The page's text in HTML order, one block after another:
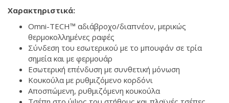
Χαρακτηριστικά:
Omni-TECH™ αδιάβροχο/διαπνέον, μερικώς
θερμοκολλημένες ραφές
Σύνδεση του εσωτερικού με το μπουφάν σε τρία
σημεία και με φερμουάρ
Εσωτερική επένδυση με συνθετική μόνωση
Κουκούλα με ρυθμιζόμενο κορδόνι
Αποσπώμενη, ρυθμιζόμενη κουκούλα